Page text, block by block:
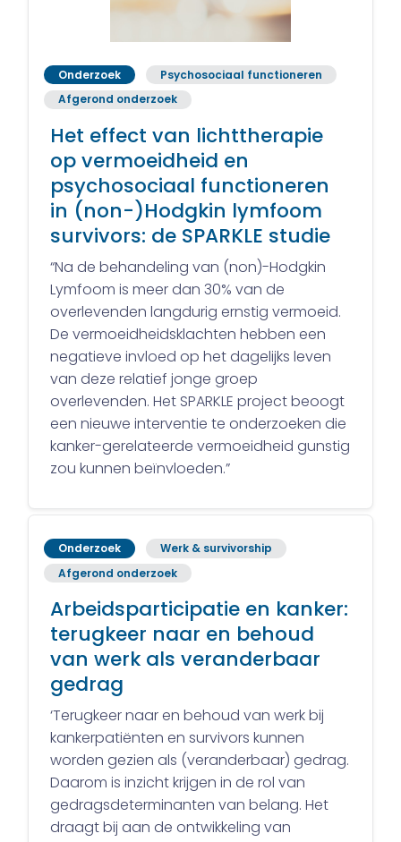
Onderzoek
Psychosociaal functioneren
Afgerond onderzoek
Het effect van lichttherapie
op vermoeidheid en
psychosociaal functioneren
in (non-)Hodgkin lymfoom
survivors: de SPARKLE studie
“Na de behandeling van (non)-Hodgkin
Lymfoom is meer dan 30% van de
overlevenden langdurig ernstig vermoeid.
De vermoeidheidsklachten hebben een
negatieve invloed op het dagelijks leven
van deze relatief jonge groep
overlevenden. Het SPARKLE project beoogt
een nieuwe interventie te onderzoeken die
kanker-gerelateerde vermoeidheid gunstig
zou kunnen beïnvloeden.”
Onderzoek
Werk & survivorship
Afgerond onderzoek
Arbeidsparticipatie en kanker:
terugkeer naar en behoud
van werk als veranderbaar
gedrag
‘Terugkeer naar en behoud van werk bij
kankerpatiënten en survivors kunnen
worden gezien als (veranderbaar) gedrag.
Daarom is inzicht krijgen in de rol van
gedragsdeterminanten van belang. Het
draagt bij aan de ontwikkeling van